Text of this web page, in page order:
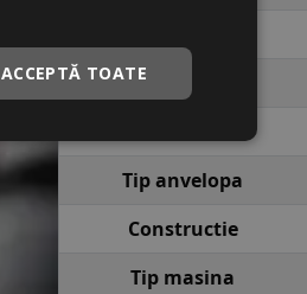
Tip anvelopa
Constructie
Tip masina
ACCEPTĂ TOATE